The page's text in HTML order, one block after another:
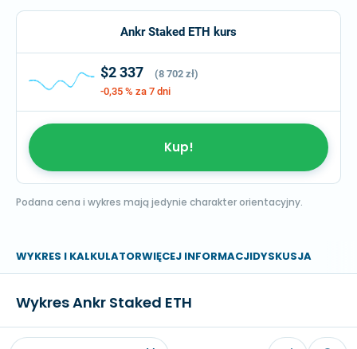
Ankr Staked ETH kurs
$2 337
(8 702 zł)
-0,35 % za 7 dni
Kup!
Podana cena i wykres mają jedynie charakter orientacyjny.
WYKRES I KALKULATORWIĘCEJ INFORMACJIDYSKUSJA
Wykres Ankr Staked ETH